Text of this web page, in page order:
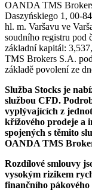
OANDA TMS
Daszyńskiego 1, 00-
hl. m. Varšavu ve
soudního registru pod
základní kapitál:
TMS Brokers S.A.
základě povolení ze
Služba Stocks je
službou CFD.
vyplývajících z
křížového prodeje a
spojených s těmito
OANDA TMS
Rozdílové smlouvy
vysokým rizikem
finančního